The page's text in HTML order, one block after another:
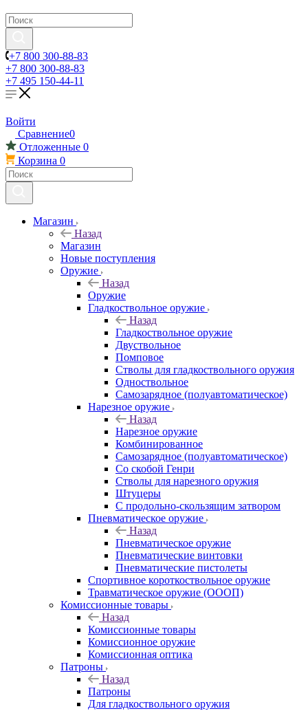
+7 800 300-88-83
+7 800 300-88-83
+7 495 150-44-11
Войти
Сравнение0
Отложенные 0
Корзина 0
Магазин
Назад
Магазин
Новые поступления
Оружие
Назад
Оружие
Гладкоствольное оружие
Назад
Гладкоствольное оружие
Двуствольное
Помповое
Стволы для гладкоствольного оружия
Одноствольное
Самозарядное (полуавтоматическое)
Нарезное оружие
Назад
Нарезное оружие
Комбинированное
Самозарядное (полуавтоматическое)
Со скобой Генри
Стволы для нарезного оружия
Штуцеры
С продольно-скользящим затвором
Пневматическое оружие
Назад
Пневматическое оружие
Пневматические винтовки
Пневматические пистолеты
Спортивное короткоствольное оружие
Травматическое оружие (ОООП)
Комиссионные товары
Назад
Комиссионные товары
Комиссионное оружие
Комиссионная оптика
Патроны
Назад
Патроны
Для гладкоствольного оружия